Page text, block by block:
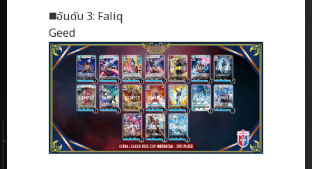
◼️อันดับ 3: Faliq
Geed